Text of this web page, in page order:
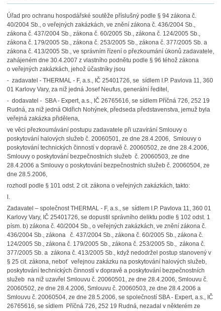
Úřad pro ochranu hospodářské soutěže příslušný podle § 94 zákona č.
40/2004 Sb., o veřejných zakázkách, ve znění zákona č. 436/2004 Sb.,
zákona č. 437/2004 Sb., zákona č. 60/2005 Sb., zákona č. 124/2005 Sb.,
zákona č. 179/2005 Sb., zákona č. 253/2005 Sb., zákona č. 377/2005 Sb. a
zákona č. 413/2005 Sb., ve správním řízení o přezkoumání úkonů zadavatele,
zahájeném dne 30.4.2007 z vlastního podnětu podle § 96 téhož zákona
o veřejných zakázkách, jehož účastníky jsou
- zadavatel - THERMAL - F, a.s., IČ 25401726, se sídlem I.P. Pavlova 11, 360
01 Karlovy Vary, za niž jedná Josef Neufus, generální ředitel,
- dodavatel - SBA - Expert, a.s., IČ 26765616, se sídlem Příčná 726, 252 19
Rudná, za niž jedná Oldřich Nohýnek, předseda představenstva, jemuž byla
veřejná zakázka přidělena,
ve věci přezkoumávání postupu zadavatele při uzavírání Smlouvy o
poskytování halových služeb č. 20060501, ze dne 28.4.2006, Smlouvy o
poskytování technických činností v dopravě č. 20060502, ze dne 28.4.2006,
Smlouvy o poskytování bezpečnostních služeb č. 20060503, ze dne
28.4.2006 a Smlouvy o poskytování bezpečnostních služeb č. 20060504, ze
dne 28.5.2006,
rozhodl podle § 101 odst. 2 cit. zákona o veřejných zakázkách, takto:
I.
Zadavatel – společnost THERMAL - F, a.s., se sídlem I.P. Pavlova 11, 360 01
Karlovy Vary, IČ 25401726, se dopustil správního deliktu podle § 102 odst. 1
písm. b) zákona č. 40/2004 Sb., o veřejných zakázkách, ve znění zákona č.
436/2004 Sb., zákona č. 437/2004 Sb., zákona č. 60/2005 Sb., zákona č.
124/2005 Sb., zákona č. 179/2005 Sb., zákona č. 253/2005 Sb., zákona č.
377/2005 Sb. a zákona č. 413/2005 Sb., když nedodržel postup stanovený v
§ 25 cit. zákona, neboť veřejnou zakázku na poskytování halových služeb,
poskytování technických činností v dopravě a poskytování bezpečnostních
služeb na niž uzavřel Smlouvu č. 20060501, ze dne 28.4.2006, Smlouvu č.
20060502, ze dne 28.4.2006, Smlouvu č. 20060503, ze dne 28.4.2006 a
Smlouvu č. 20060504, ze dne 28.5.2006, se společností SBA - Expert, a.s., IČ
26765616, se sídlem Příčná 726, 252 19 Rudná, nezadal v některém ze